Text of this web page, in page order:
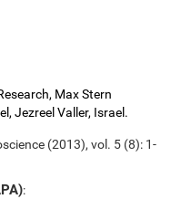
Max Stern
Jezreel Valler, Israel.
(2013), vol. 5 (8): 1-
: